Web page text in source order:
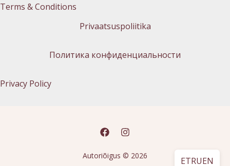
Terms & Conditions
Privaatsuspoliitika
Политика конфиденциальности
Privacy Policy
ETRUEN
Autoriõigus © 2026